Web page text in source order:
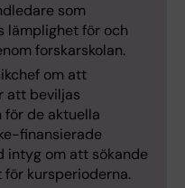
som
lämplighet för och
forskarskolan.
om att
att beviljas
de aktuella
finansierade
intyg om att sökande
kursperioderna.